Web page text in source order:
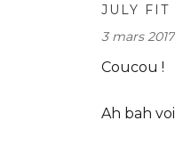
JULY FIT
3 mars
Coucou !
Ah bah